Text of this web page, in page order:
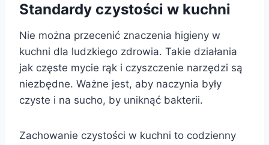
Standardy czystości w kuchni
Nie można przecenić znaczenia higieny w
kuchni dla ludzkiego zdrowia. Takie działania
jak częste mycie rąk i czyszczenie narzędzi są
niezbędne. Ważne jest, aby naczynia były
czyste i na sucho, by uniknąć bakterii.
Zachowanie czystości w kuchni to codzienny